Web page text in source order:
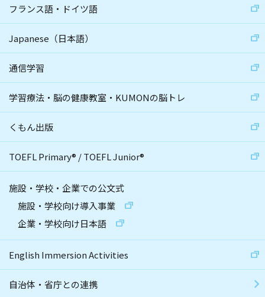
フランス語・ドイツ語
Japanese（日本語）
通信学習
学習療法・脳の健康教室・KUMONの脳トレ
くもん出版
TOEFL Primary® /TOEFL Junior®
施設・学校・企業での公文式
施設・学校向け導入事業
企業・学校向け日本語
English Immersion Activities
自治体・省庁との連携